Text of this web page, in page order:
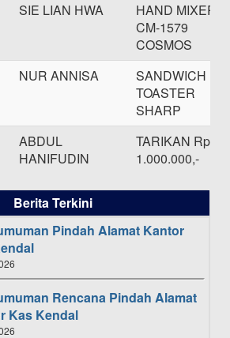
SIE LIAN HWA
HAND MIXER
CM-1579
COSMOS
NUR ANNISA
SANDWICH
TOASTER
SHARP
ABDUL
HANIFUDIN
TARIKAN Rp.
1.000.000,-
Berita Terkini
Pindah Alamat Kantor
Rencana Pindah Alamat
Kas Kendal